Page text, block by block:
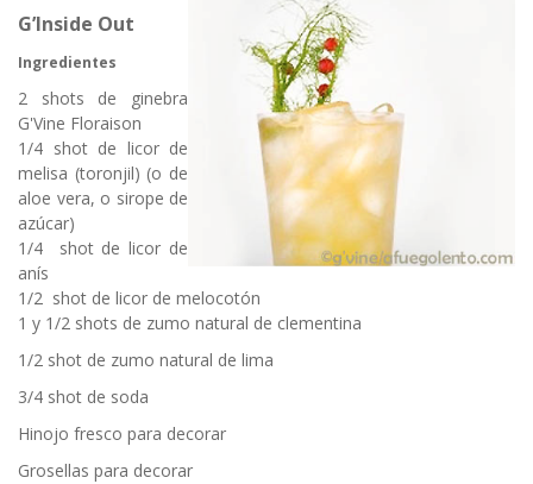
G’Inside Out
Ingredientes
2 shots de ginebra
G'Vine Floraison
1/4 shot de licor de
melisa (toronjil) (o de
aloe vera, o sirope de
azúcar)
1/4 shot de licor de
anís
1/2 shot de licor de melocotón
1 y 1/2 shots de zumo natural de clementina
1/2 shot de zumo natural de lima
3/4 shot de soda
Hinojo fresco para decorar
Grosellas para decorar